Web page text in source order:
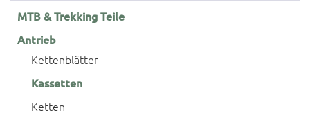
MTB & Trekking Teile
Antrieb
Kettenblätter
Kassetten
Ketten